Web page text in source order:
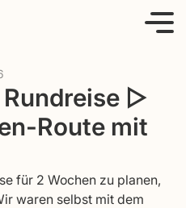
▷
Route mit
für 2 Wochen zu planen,
waren selbst mit dem